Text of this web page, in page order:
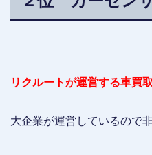
リクルートが運営する車買
大企業が運営しているので